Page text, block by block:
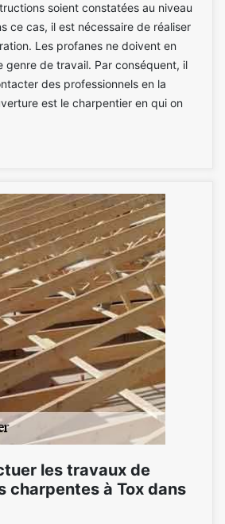
soient constatées au niveau
ce cas, il est nécessaire de réaliser
Les profanes ne doivent en
genre de travail. Par conséquent, il
des professionnels en la
est le charpentier en qui on
les travaux de
charpentes à Tox dans